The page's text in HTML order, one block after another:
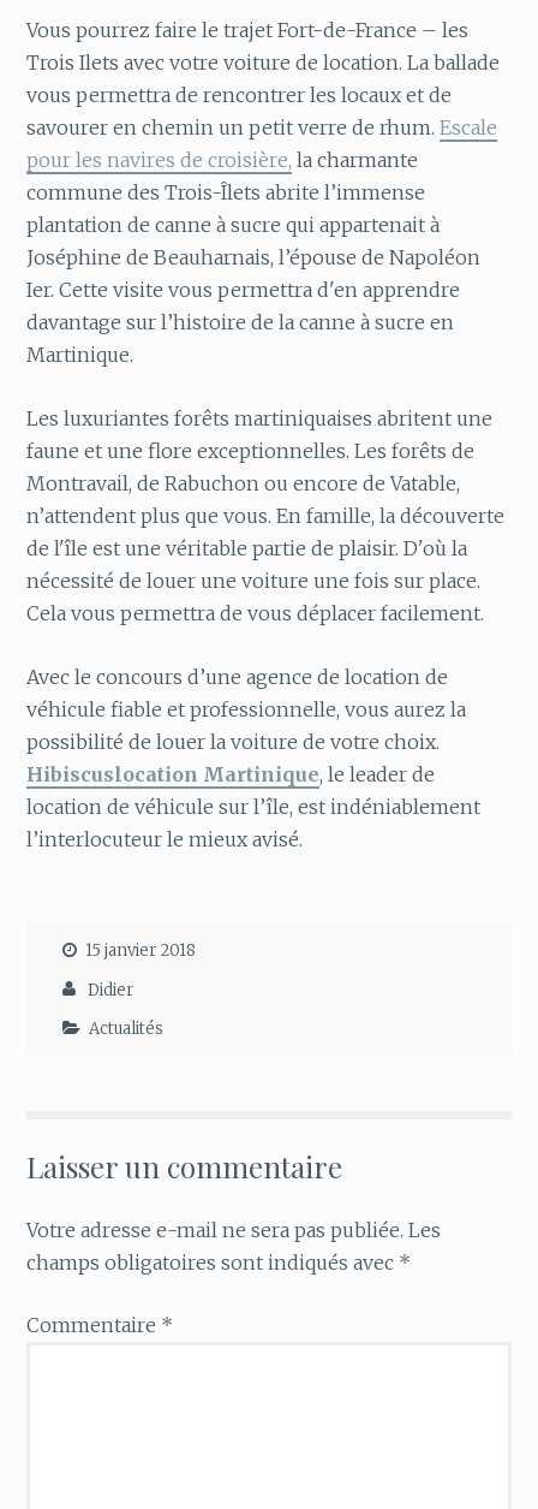
Vous pourrez faire le trajet Fort-de-France – les
Trois Ilets avec votre voiture de location. La ballade
vous permettra de rencontrer les locaux et de
savourer en chemin un petit verre de rhum.Escale
pour les navires de croisière, la charmante
commune des Trois-Îlets abrite l’immense
plantation de canne à sucre qui appartenait à
Joséphine de Beauharnais, l’épouse de Napoléon
Ier. Cette visite vous permettra d'en apprendre
davantage sur l’histoire de la canne à sucre en
Martinique.
Les luxuriantes forêts martiniquaises abritent une
faune et une flore exceptionnelles. Les forêts de
Montravail, de Rabuchon ou encore de Vatable,
n’attendent plus que vous. En famille, la découverte
de l'île est une véritable partie de plaisir. D'où la
nécessité de louer une voiture une fois sur place.
Cela vous permettra de vous déplacer facilement.
Avec le concours d’une agence de location de
véhicule fiable et professionnelle, vous aurez la
possibilité de louer la voiture de votre choix.
Hibiscuslocation Martinique, le leader de
location de véhicule sur l’île, est indéniablement
l’interlocuteur le mieux avisé.
15 janvier 2018
Didier
Actualités
Laisser un commentaire
Votre adresse e-mail ne sera pas publiée. Les
champs obligatoires sont indiqués avec *
Commentaire *